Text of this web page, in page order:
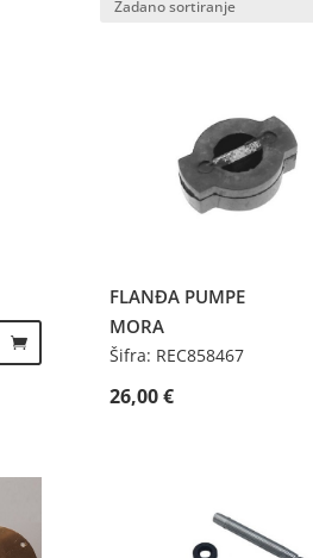
FLANĐA PUMPE
MORA
Šifra: REC858467
26,00€